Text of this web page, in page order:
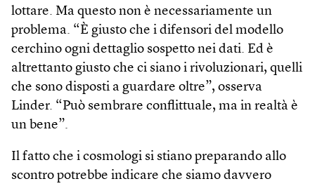
lottare. Ma questo non è necessariamente un
problema. “È giusto che i difensori del modello
cerchino ogni dettaglio sospetto nei dati. Ed è
altrettanto giusto che ci siano i rivoluzionari, quelli
che sono disposti a guardare oltre”, osserva
Linder. “Può sembrare conflittuale, ma in realtà è
un bene”.
Il fatto che i cosmologi si stiano preparando allo
scontro potrebbe indicare che siamo davvero